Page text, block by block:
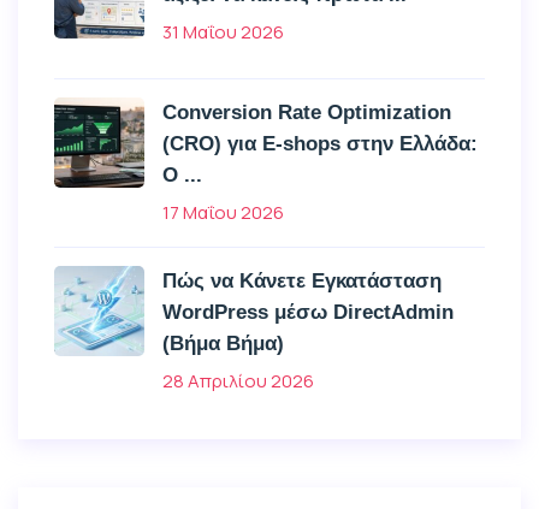
31 Μαΐου 2026
Conversion Rate Optimization
(CRO) για E-shops στην Ελλάδα:
Ο ...
17 Μαΐου 2026
Πώς να Κάνετε Εγκατάσταση
WordPress μέσω DirectAdmin
(Βήμα Βήμα)
28 Απριλίου 2026